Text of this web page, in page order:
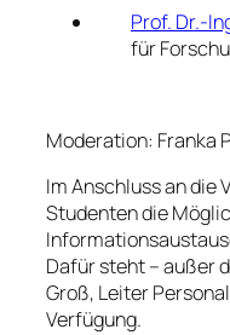
Prof. Dr.-
für
Moderation: Franka
Im Anschluss an die
Studenten die
Dafür steht – außer
Groß, Leiter
Verfügung.